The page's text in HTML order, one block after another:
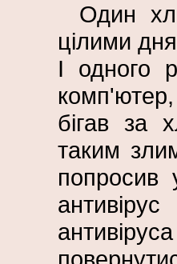
Один
цілими
І одного
бігав за
таким
попросив